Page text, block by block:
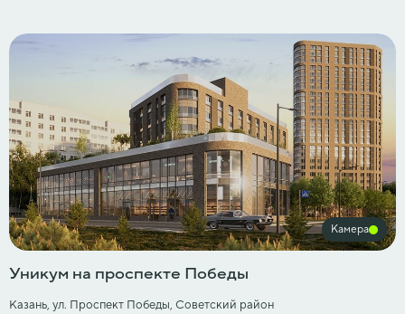
Камера
Уникум на проспекте Победы
Казань, ул. Проспект Победы, Советский район